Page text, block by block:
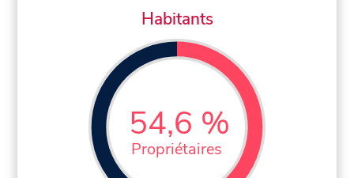
Habitants
54,6 %
Propriétaires